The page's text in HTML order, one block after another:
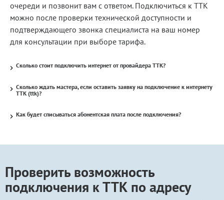
очереди и позвонит вам с ответом. Подключиться к ТТК
можно после проверки технической доступности и
подтверждающего звонка специалиста на ваш номер
для консультации при выборе тарифа.
Сколько стоит подключить интернет от провайдера ТТК?
Сколько ждать мастера, если оставить заявку на подключение к интернету
ТТК (ttk)?
Как будет списываться абонентская плата после подключения?
Проверить возможность
подключения к ТТК по адресу